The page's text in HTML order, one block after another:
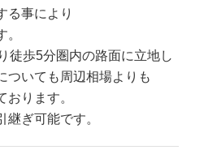
る事により
徒歩5分圏内の路面に立地し
ついても周辺相場よりも
おります。
継ぎ可能です。